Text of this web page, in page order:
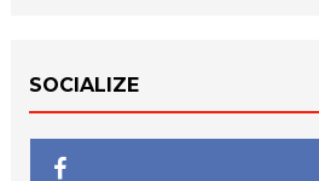
SOCIALIZE